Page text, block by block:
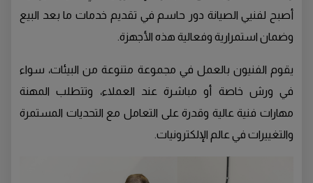
أصبح لفنيي الصيانة دور حاسم في تقديم خدمات ما بعد البيع
وضمان استمرارية وفعالية هذه الأجهزة.
يقوم الفنيون بالعمل في مجموعة متنوعة من البيئات، سواء
في ورش خاصة أو مباشرة عند العملاء، وتتطلب المهنة
مهارات فنية عالية وقدرة على التعامل مع التحديات المستمرة
والتغييرات في عالم الإلكترونيات.